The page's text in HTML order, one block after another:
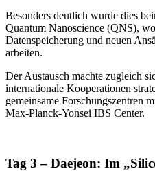
Besonders deutlich wurde dies
Quantum Nanoscience (QNS),
Datenspeicherung und neuen
arbeiten.
Der Austausch machte zugleich
internationale Kooperationen
gemeinsame Forschungszentren
Max-Planck-Yonsei IBS Center.
Tag 3 – Daejeon: Im